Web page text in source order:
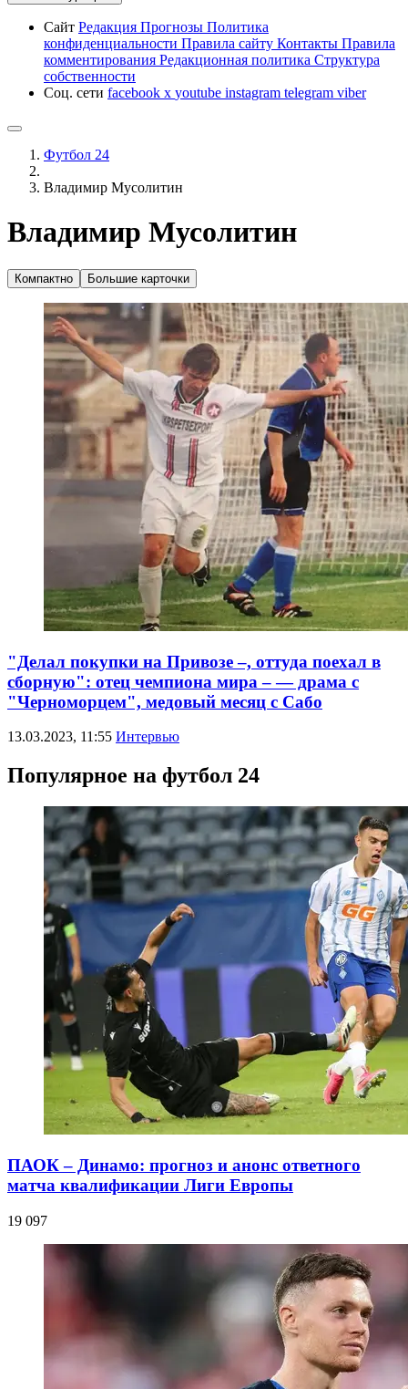
Сайт Редакция Прогнозы Политика
конфиденциальности Правила сайту Контакты Правила
комментирования Редакционная политика Структура
собственности
Соц. сети facebook x youtube instagram telegram viber
Футбол 24
Владимир Мусолитин
Владимир Мусолитин
Компактно Большие карточки
"Делал покупки на Привозе –, оттуда поехал в
сборную": отец чемпиона мира – — драма с
"Черноморцем", медовый месяц с Сабо
13.03.2023, 11:55 Интервью
Популярное на футбол 24
ПАОК – Динамо: прогноз и анонс ответного
матча квалификации Лиги Европы
19 097